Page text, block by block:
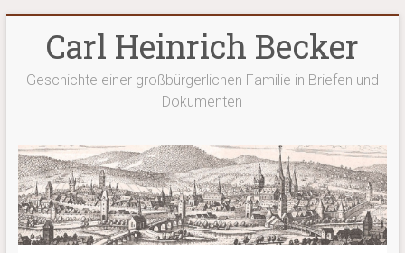
springenCarl Heinrich Becker
Geschichte einer großbürgerlichen Familie in Briefen und
Dokumenten